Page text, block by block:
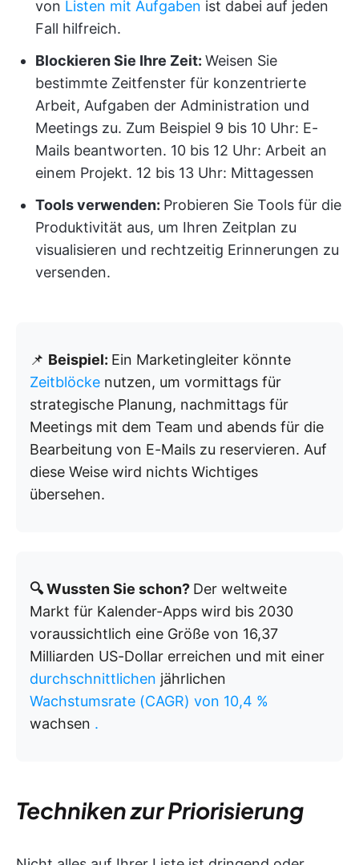
von Listen mit Aufgaben ist dabei auf jeden
Fall hilfreich.
Blockieren Sie Ihre Zeit: Weisen Sie
bestimmte Zeitfenster für konzentrierte
Arbeit, Aufgaben der Administration und
Meetings zu. Zum Beispiel 9 bis 10 Uhr: E-
Mails beantworten. 10 bis 12 Uhr: Arbeit an
einem Projekt. 12 bis 13 Uhr: Mittagessen
Tools verwenden: Probieren Sie Tools für die
Produktivität aus, um Ihren Zeitplan zu
visualisieren und rechtzeitig Erinnerungen zu
versenden.
📌 Beispiel: Ein Marketingleiter könnte
Zeitblöcke nutzen, um vormittags für
strategische Planung, nachmittags für
Meetings mit dem Team und abends für die
Bearbeitung von E-Mails zu reservieren. Auf
diese Weise wird nichts Wichtiges
übersehen.
🔍 Wussten Sie schon? Der weltweite
Markt für Kalender-Apps wird bis 2030
voraussichtlich eine Größe von 16,37
Milliarden US-Dollar erreichen und mit einer
durchschnittlichen jährlichen
Wachstumsrate (CAGR) von 10,4 %
wachsen .
Techniken zur Priorisierung